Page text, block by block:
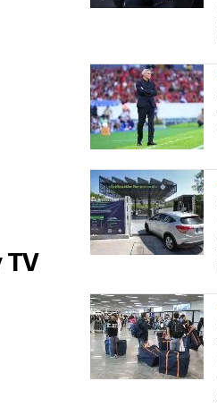
TV